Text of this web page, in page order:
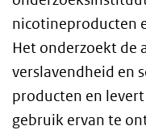
nicotineproducten
Het onderzoekt de
verslavendheid en
producten en
gebruik ervan te